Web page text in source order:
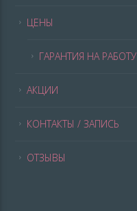
ЦЕНЫ
ГАРАНТИЯ НА РАБОТУ
АКЦИИ
КОНТАКТЫ / ЗАПИСЬ
ОТЗЫВЫ